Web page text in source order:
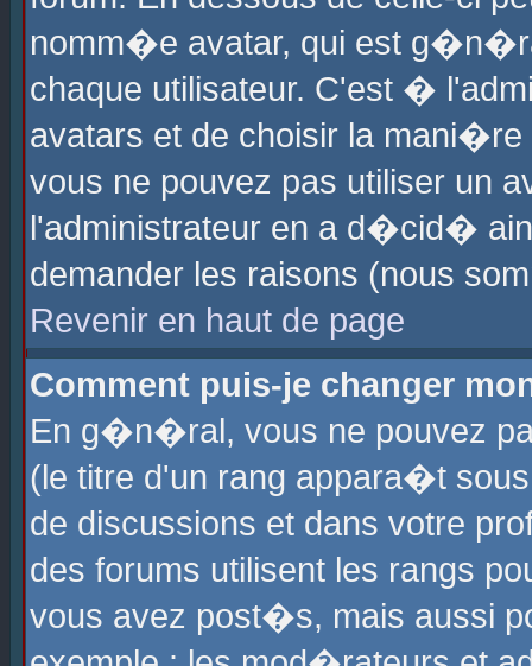
nomm�e avatar, qui est
chaque utilisateur. C'est �
avatars et de choisir la
vous ne pouvez pas utiliser un
l'administrateur en a d�cid�
demander les raisons (nous
Revenir en haut de page
Comment puis-je changer
En g�n�ral, vous ne pouvez
(le titre d'un rang appara�t
de discussions et dans votre
des forums utilisent les rangs
vous avez post�s, mais aussi